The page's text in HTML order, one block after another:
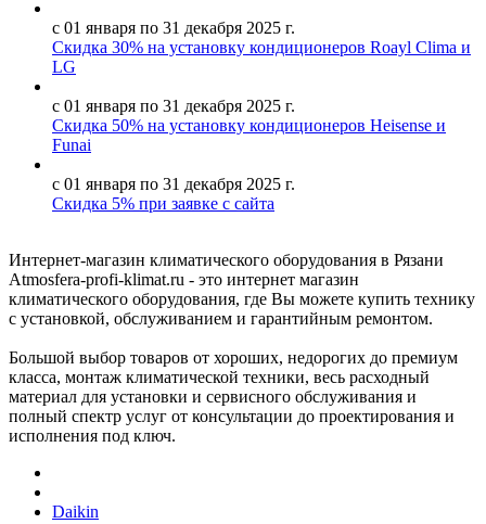
с 01 января по 31 декабря 2025 г.
Скидка 30% на установку кондиционеров Roayl Clima и
LG
с 01 января по 31 декабря 2025 г.
Скидка 50% на установку кондиционеров Heisense и
Funai
с 01 января по 31 декабря 2025 г.
Скидка 5% при заявке с сайта
Интернет-магазин климатического оборудования в Рязани
Atmosfera-profi-klimat.ru - это интернет магазин
климатического оборудования, где Вы можете купить технику
с установкой, обслуживанием и гарантийным ремонтом.
Большой выбор товаров от хороших, недорогих до премиум
класса, монтаж климатической техники, весь расходный
материал для установки и сервисного обслуживания и
полный спектр услуг от консультации до проектирования и
исполнения под ключ.
Daikin